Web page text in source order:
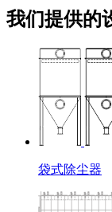
我们提供的
袋式除尘器